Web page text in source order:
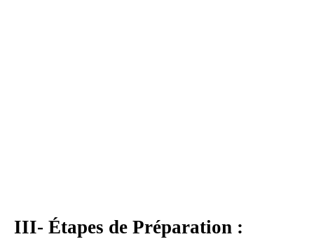
III- Étapes de Préparation :